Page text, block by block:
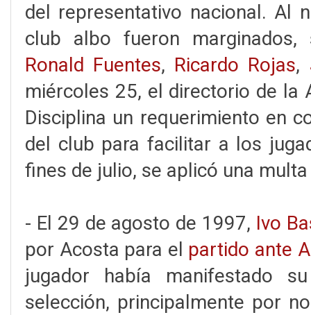
del representativo nacional. Al
club albo fueron
Ronald Fuentes, Ricardo Rojas,
miércoles 25, el directorio de la
Disciplina un requerimiento en
del club para facilitar a los
fines de julio, se aplicó una
- El 29 de agosto de 1997, Ivo
por Acosta para el partido ante
jugador había manifestado
selección, principalmente por